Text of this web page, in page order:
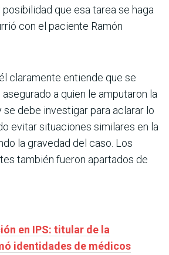
posibilidad que esa tarea se haga
con el paciente Ramón
claramente entiende que se
a quien le amputaron la
debe investigar para aclarar lo
evitar situaciones similares en la
la gravedad del caso. Los
también fueron apartados de
en IPS: titular de la
identidades de médicos